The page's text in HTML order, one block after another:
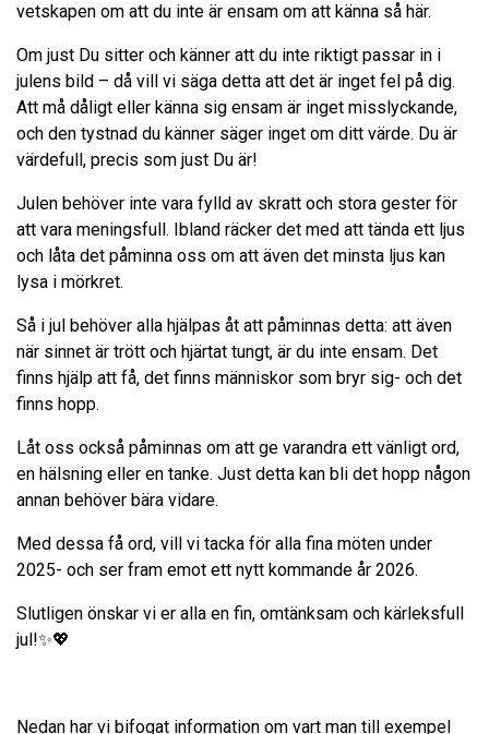
vetskapen om att du inte är ensam om att känna så här.
Om just Du sitter och känner att du inte riktigt passar in i
julens bild – då vill vi säga detta att det är inget fel på dig.
Att må dåligt eller känna sig ensam är inget misslyckande,
och den tystnad du känner säger inget om ditt värde. Du är
värdefull, precis som just Du är!
Julen behöver inte vara fylld av skratt och stora gester för
att vara meningsfull. Ibland räcker det med att tända ett ljus
och låta det påminna oss om att även det minsta ljus kan
lysa i mörkret.
Så i jul behöver alla hjälpas åt att påminnas detta: att även
när sinnet är trött och hjärtat tungt, är du inte ensam. Det
finns hjälp att få, det finns människor som bryr sig- och det
finns hopp.
Låt oss också påminnas om att ge varandra ett vänligt ord,
en hälsning eller en tanke. Just detta kan bli det hopp någon
annan behöver bära vidare.
Med dessa få ord, vill vi tacka för alla fina möten under
2025- och ser fram emot ett nytt kommande år 2026.
Slutligen önskar vi er alla en fin, omtänksam och kärleksfull
jul!✨💖
Nedan har vi bifogat information om vart man till exempel